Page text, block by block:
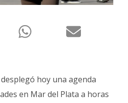
desplegó hoy una agenda
en Mar del Plata a horas